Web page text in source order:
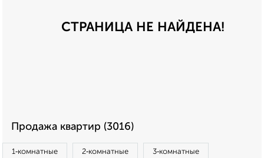
СТРАНИЦА НЕ НАЙДЕНА!
Продажа квартир (3016)
1‑комнатные 2‑комнатные 3‑комнатные